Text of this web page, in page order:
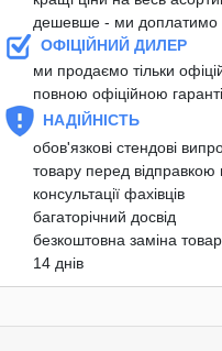
дешевше - ми доплатимо
ОФІЦІЙНИЙ ДИЛЕР
ми продаємо тільки
повною офіційною
НАДІЙНІСТЬ
обов'язкові стендові
товару перед відправкою
консультації фахівців
багаторічний досвід
безкоштовна заміна
14 днів